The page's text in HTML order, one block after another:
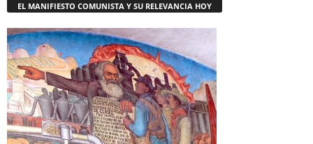
EL MANIFIESTO COMUNISTA Y SU RELEVANCIA HOY